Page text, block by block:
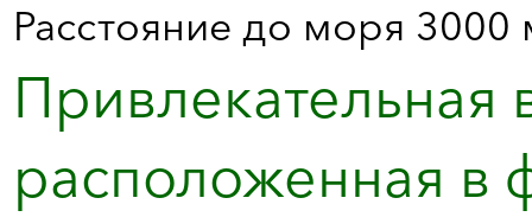
Расстояние до моря 3000
Привлекательная
расположенная в